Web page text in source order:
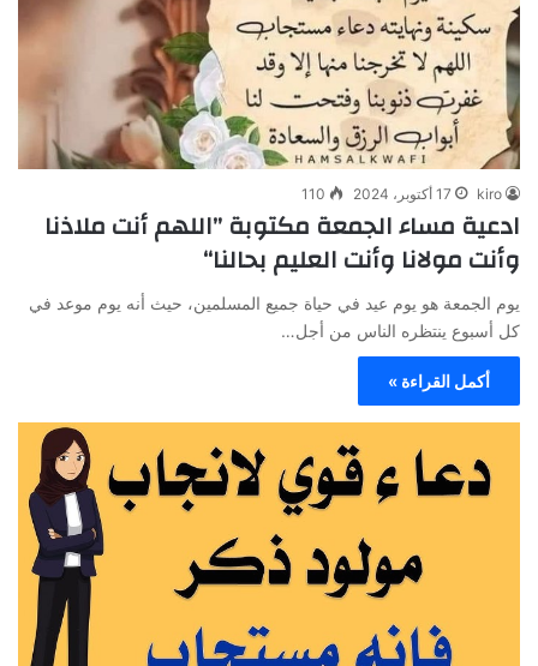
kiro 17 أكتوبر، 2024 110
ادعية مساء الجمعة مكتوبة ”اللهم أنت ملاذنا
وأنت مولانا وأنت العليم بحالنا“
يوم الجمعة هو يوم عيد في حياة جميع المسلمين، حيث أنه يوم موعد في
كل أسبوع ينتظره الناس من أجل…
أكمل القراءة »